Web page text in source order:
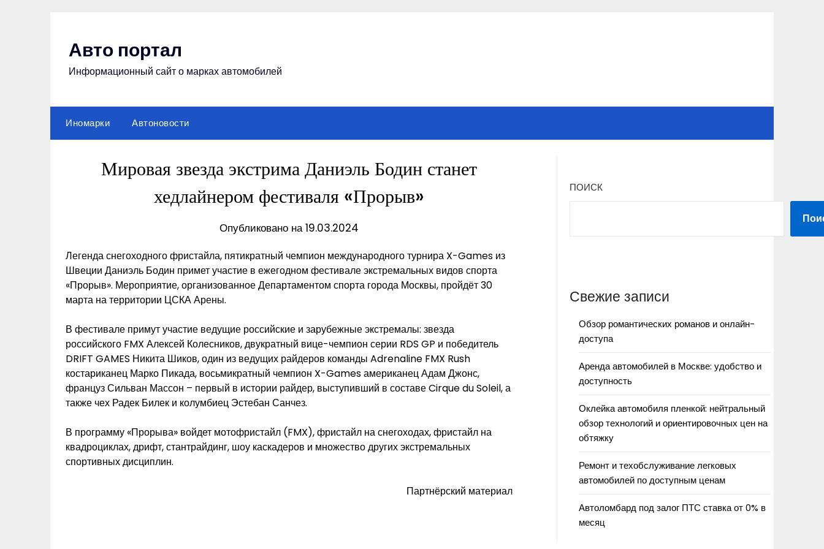
Авто портал
Информационный сайт о марках автомобилей
Иномарки Автоновости
Мировая звезда экстрима Даниэль Бодин станет
хедлайнером фестиваля «Прорыв»
Опубликовано на 19.03.2024
Легенда снегоходного фристайла, пятикратный чемпион международного турнира X-Games из
Швеции Даниэль Бодин примет участие в ежегодном фестивале экстремальных видов спорта
«Прорыв». Мероприятие, организованное Департаментом спорта города Москвы, пройдёт 30
марта на территории ЦСКА Арены.
В фестивале примут участие ведущие российские и зарубежные экстремалы: звезда
российского FMX Алексей Колесников, двукратный вице-чемпион серии RDS GP и победитель
DRIFT GAMES Никита Шиков, один из ведущих райдеров команды Adrenaline FMX Rush
костариканец Марко Пикада, восьмикратный чемпион X-Games американец Адам Джонс,
француз Сильван Массон – первый в истории райдер, выступивший в составе Cirque du Soleil, а
также чех Радек Билек и колумбиец Эстебан Санчез.
В программу «Прорыва» войдет мотофристайл (FMX), фристайл на снегоходах, фристайл на
квадроциклах, дрифт, стантрайдинг, шоу каскадеров и множество других экстремальных
спортивных дисциплин.
Партнёрский материал
ПОИСК
Свежие записи
Обзор романтических романов и онлайн-
доступа
Аренда автомобилей в Москве: удобство и
доступность
Оклейка автомобиля пленкой: нейтральный
обзор технологий и ориентировочных цен на
обтяжку
Ремонт и техобслуживание легковых
автомобилей по доступным ценам
Автоломбард под залог ПТС ставка от 0% в
месяц